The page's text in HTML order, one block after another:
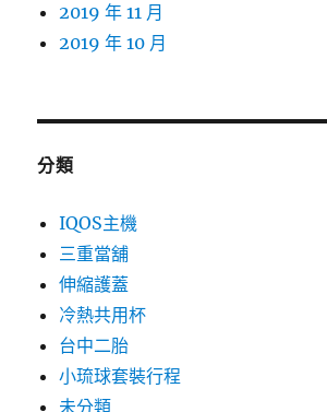
2019 年 11 月
2019 年 10 月
分類
IQOS主機
三重當舖
伸縮護蓋
冷熱共用杯
台中二胎
小琉球套裝行程
未分類